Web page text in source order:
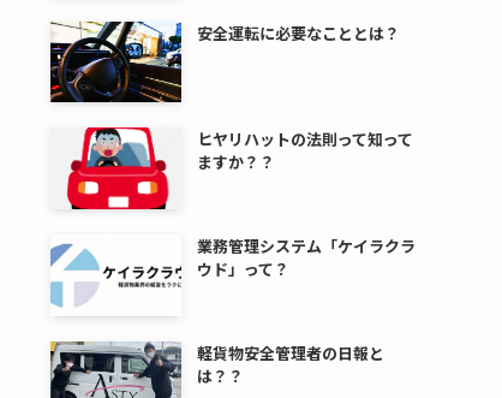
安全運転に必要なこととは？
ヒヤリハットの法則って知って
ますか？？
業務管理システム「ケイラクラ
ウド」って？
軽貨物安全管理者の日報と
は？？